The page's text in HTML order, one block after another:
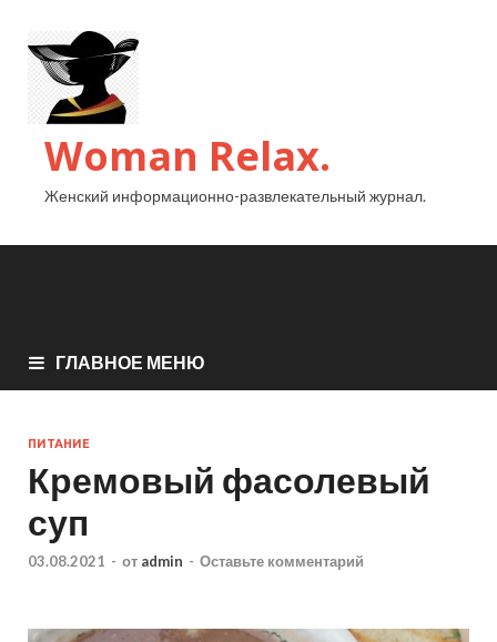
Woman Relax.
Женский информационно-развлекательный журнал.
ГЛАВНОЕ МЕНЮ
ПИТАНИЕ
Кремовый фасолевый
суп
03.08.2021 - от admin - Оставьте комментарий